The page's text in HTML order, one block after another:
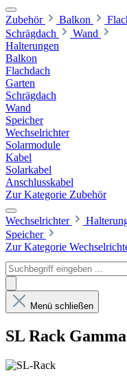
Zubehör Balkon
Schrägdach
Wand
Halterungen
Balkon
Flachdach
Garten
Schrägdach
Wand
Speicher
Wechselrichter
Solarmodule
Kabel
Solarkabel
Anschlusskabel
Zur Kategorie Zubehör
Wechselrichter
Speicher
Zur Kategorie
Menü schließen
SL Rack